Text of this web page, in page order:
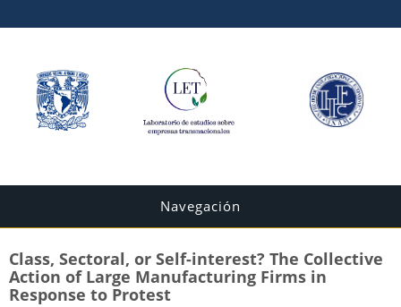
Navegación
Class, Sectoral, or Self-interest? The Collective
Action of Large Manufacturing Firms in
Response to Protest